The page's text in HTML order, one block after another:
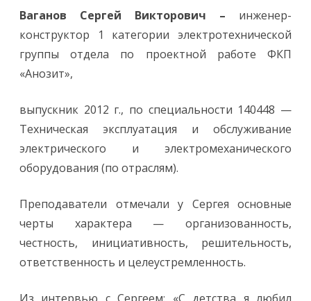
Ваганов Сергей Викторович – инженер-
конструктор 1 категории электротехнической
группы отдела по проектной работе ФКП
«Анозит»,
выпускник 2012 г., по специальности 140448 —
Техническая эксплуатация и обслуживание
электрического и электромеханического
оборудования (по отраслям).
Преподаватели отмечали у Сергея основные
черты характера — организованность,
честность, инициативность, решительность,
ответственность и целеустремленность.